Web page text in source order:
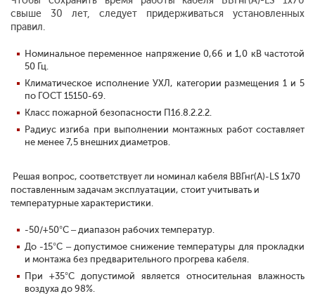
свыше 30 лет, следует придерживаться установленных
правил.
Номинальное переменное напряжение 0,66 и 1,0 кВ частотой
50 Гц.
Климатическое исполнение УХЛ, категории размещения 1 и 5
по ГОСТ 15150-69.
Класс пожарной безопасности П1б.8.2.2.2.
Радиус изгиба при выполнении монтажных работ составляет
не менее 7,5 внешних диаметров.
Решая вопрос, соответствует ли номинал кабеля ВВГнг(А)-LS 1х70
поставленным задачам эксплуатации, стоит учитывать и
температурные характеристики.
-50/+50°С – диапазон рабочих температур.
До -15°С – допустимое снижение температуры для прокладки
и монтажа без предварительного прогрева кабеля.
При +35°С допустимой является относительная влажность
воздуха до 98%.